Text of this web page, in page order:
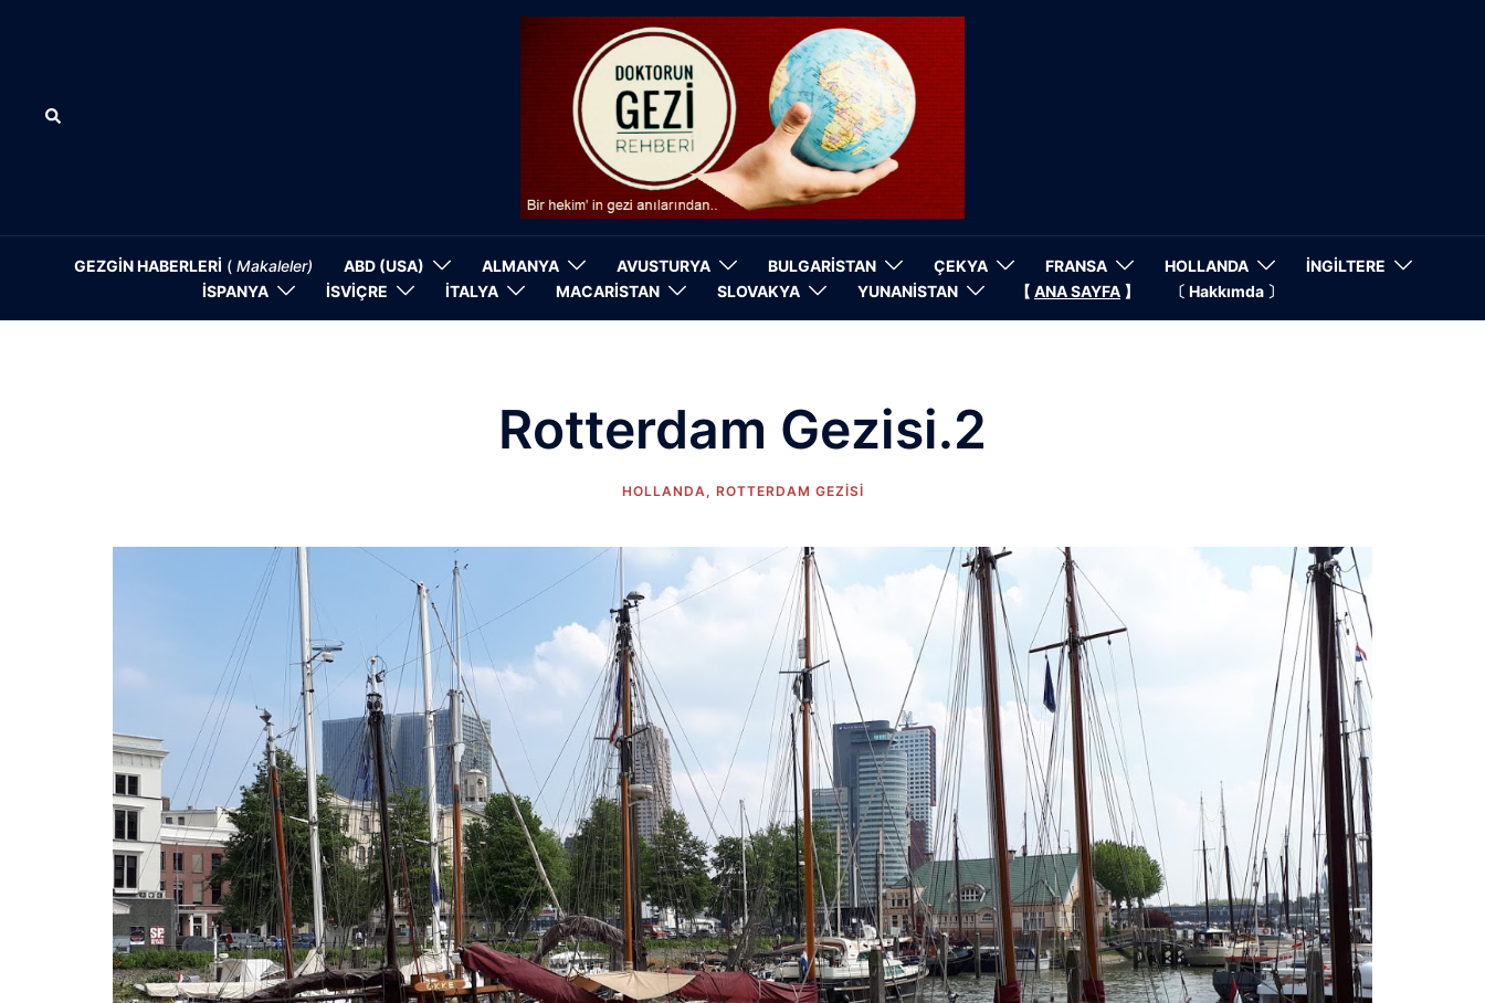
Search
GEZGİN HABERLERİ (Makaleler) ABD (USA) ALMANYA AVUSTURYA BULGARİSTAN ÇEKYA FRANSA HOLLANDA
İNGİLTERE
İSPANYA
İSVİÇRE İTALYA MACARİSTAN SLOVAKYA YUNANİSTAN 【 ANA SAYFA 】 〔 Hakkımda 〕
Rotterdam Gezisi.2
HOLLANDA , ROTTERDAM GEZISI